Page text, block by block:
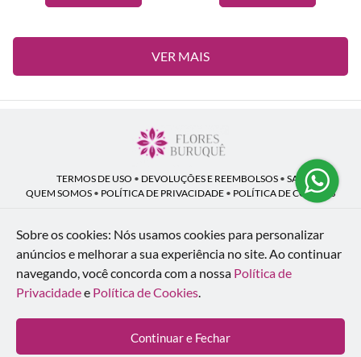
VER MAIS
TERMOS DE USO • DEVOLUÇÕES E REEMBOLSOS • SAC
QUEM SOMOS • POLÍTICA DE PRIVACIDADE • POLÍTICA DE COOKIES
Flores Buruquê | CNPJ: 53.136.758/0001-18
Rua Coronel João Guilherme Guimarães, 1640 - Bom Retiro - Curitiba - PR -
80520-280
WhatsApp: (41) 98154-876| Telefone: (41) 9 9815-4876
© 2024-2026 - Todos os direitos reservados - Desenvolvido por
Inteligentes
Sobre os cookies: Nós usamos cookies para personalizar
anúncios e melhorar a sua experiência no site.Ao continuar
navegando, você concorda com a nossa Política de
Privacidadee Política de Cookies.
Continuar e Fechar